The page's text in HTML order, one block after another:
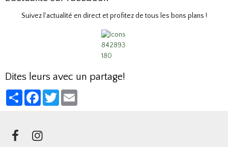
Suivez l'actualité en direct et profitez de tous les bons plans !
Dites leurs avec un partage!
PartagerFacebookTwitter